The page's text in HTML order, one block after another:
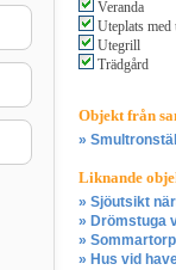
Veranda
Uteplats med
Utegrill
Trädgård
Objekt från
»
Liknande
» Sjöutsikt
» Drömstuga
»
» Hus vid